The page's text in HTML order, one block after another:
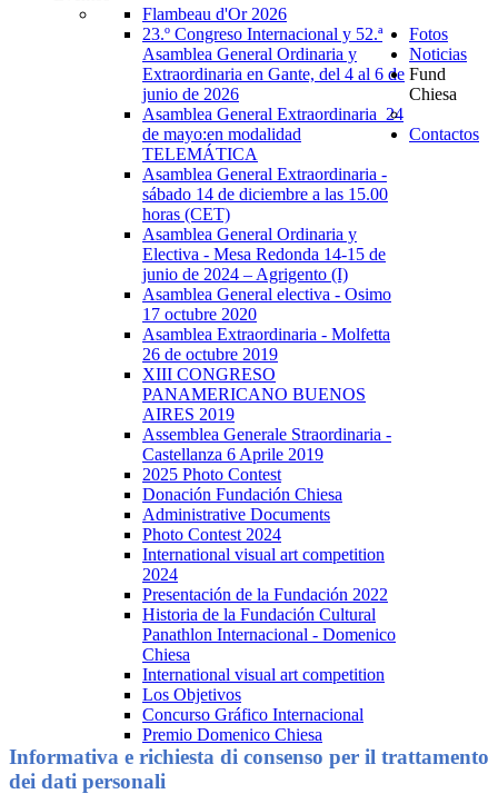
Flambeau d'Or 2026
23.º Congreso Internacional y 52.ª
Asamblea General Ordinaria y
Extraordinaria en Gante, del 4 al 6 de
junio de 2026
Asamblea General Extraordinaria_24
de mayo:en modalidad
TELEMÁTICA
Asamblea General Extraordinaria -
sábado 14 de diciembre a las 15.00
horas (CET)
Asamblea General Ordinaria y
Electiva - Mesa Redonda 14-15 de
junio de 2024 – Agrigento (I)
Asamblea General electiva - Osimo
17 octubre 2020
Asamblea Extraordinaria - Molfetta
26 de octubre 2019
XIII CONGRESO
PANAMERICANO BUENOS
AIRES 2019
Assemblea Generale Straordinaria -
Castellanza 6 Aprile 2019
Fotos
Noticias
Fund
Chiesa
2025 Photo Contest
Donación Fundación Chiesa
Administrative Documents
Photo Contest 2024
International visual art competition
2024
Presentación de la Fundación 2022
Historia de la Fundación Cultural
Panathlon Internacional - Domenico
Chiesa
International visual art competition
Los Objetivos
Concurso Gráfico Internacional
Premio Domenico Chiesa
Contactos
Informativa e richiesta di consenso per il trattamento
dei dati personali